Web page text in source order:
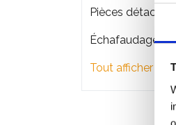
Pièces détachées
Échafaudages
Tout afficher